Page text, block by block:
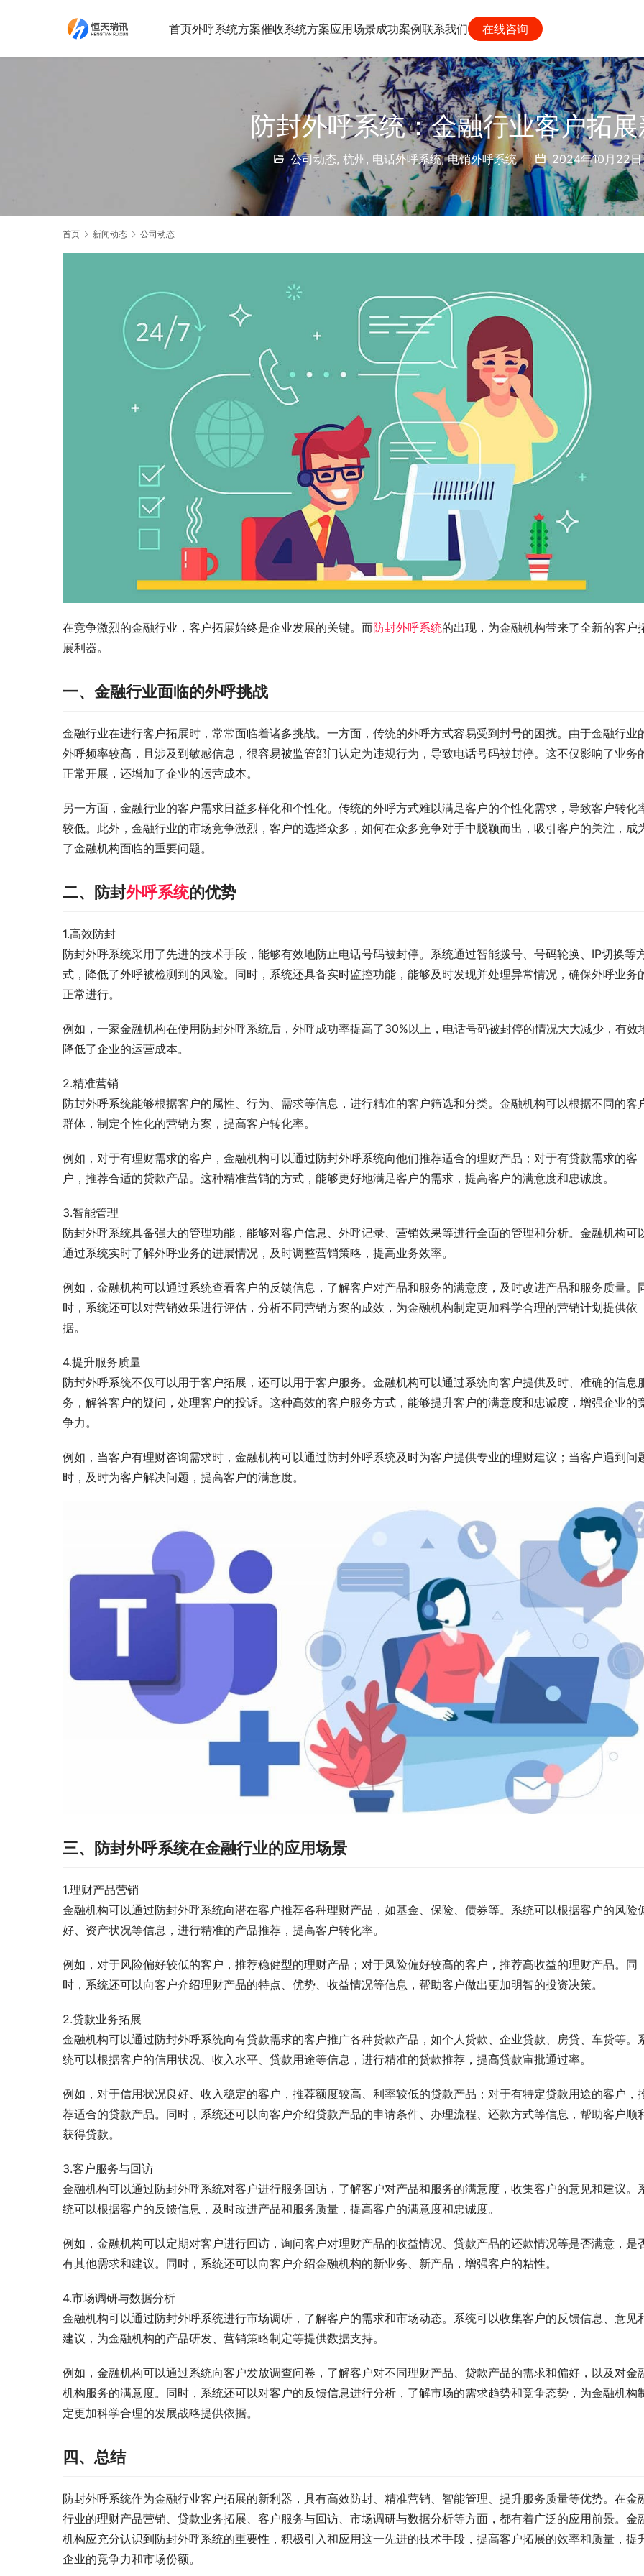
首页外呼系统方案催收系统方案应用场景成功案例联系我们 在线咨询
防封外呼系统：金融行业客户拓
公司动态, 杭州 , 电话外呼系统,电销外呼系统 2024年10月22
首页 新闻动态 公司动态
在竞争激烈的金融行业，客户拓展始终是企业发展的关键。而防封外呼系统的出现，为金融机构带来了全新的客户
展利器。
一、金融行业面临的外呼挑战
金融行业在进行客户拓展时，常常面临着诸多挑战。一方面，传统的外呼方式容易受到封号的困扰。由于金融行业
外呼频率较高，且涉及到敏感信息，很容易被监管部门认定为违规行为，导致电话号码被封停。这不仅影响了业务
正常开展，还增加了企业的运营成本。
另一方面，金融行业的客户需求日益多样化和个性化。传统的外呼方式难以满足客户的个性化需求，导致客户转化
较低。此外，金融行业的市场竞争激烈，客户的选择众多，如何在众多竞争对手中脱颖而出，吸引客户的关注，成
了金融机构面临的重要问题。
二、防封外呼系统的优势
1.高效防封
防封外呼系统采用了先进的技术手段，能够有效地防止电话号码被封停。系统通过智能拨号、号码轮换、IP切换等
式，降低了外呼被检测到的风险。同时，系统还具备实时监控功能，能够及时发现并处理异常情况，确保外呼业务
正常进行。
例如，一家金融机构在使用防封外呼系统后，外呼成功率提高了30%以上，电话号码被封停的情况大大减少，有效
降低了企业的运营成本。
2.精准营销
防封外呼系统能够根据客户的属性、行为、需求等信息，进行精准的客户筛选和分类。金融机构可以根据不同的客
群体，制定个性化的营销方案，提高客户转化率。
例如，对于有理财需求的客户，金融机构可以通过防封外呼系统向他们推荐适合的理财产品；对于有贷款需求的客
户，推荐合适的贷款产品。这种精准营销的方式，能够更好地满足客户的需求，提高客户的满意度和忠诚度。
3.智能管理
防封外呼系统具备强大的管理功能，能够对客户信息、外呼记录、营销效果等进行全面的管理和分析。金融机构可
通过系统实时了解外呼业务的进展情况，及时调整营销策略，提高业务效率。
例如，金融机构可以通过系统查看客户的反馈信息，了解客户对产品和服务的满意度，及时改进产品和服务质量。
时，系统还可以对营销效果进行评估，分析不同营销方案的成效，为金融机构制定更加科学合理的营销计划提供依
据。
4.提升服务质量
防封外呼系统不仅可以用于客户拓展，还可以用于客户服务。金融机构可以通过系统向客户提供及时、准确的信息
务，解答客户的疑问，处理客户的投诉。这种高效的客户服务方式，能够提升客户的满意度和忠诚度，增强企业的
争力。
例如，当客户有理财咨询需求时，金融机构可以通过防封外呼系统及时为客户提供专业的理财建议；当客户遇到问
时，及时为客户解决问题，提高客户的满意度。
三、防封外呼系统在金融行业的应用场景
1.理财产品营销
金融机构可以通过防封外呼系统向潜在客户推荐各种理财产品，如基金、保险、债券等。系统可以根据客户的风险
好、资产状况等信息，进行精准的产品推荐，提高客户转化率。
例如，对于风险偏好较低的客户，推荐稳健型的理财产品；对于风险偏好较高的客户，推荐高收益的理财产品。同
时，系统还可以向客户介绍理财产品的特点、优势、收益情况等信息，帮助客户做出更加明智的投资决策。
2.贷款业务拓展
金融机构可以通过防封外呼系统向有贷款需求的客户推广各种贷款产品，如个人贷款、企业贷款、房贷、车贷等。
统可以根据客户的信用状况、收入水平、贷款用途等信息，进行精准的贷款推荐，提高贷款审批通过率。
例如，对于信用状况良好、收入稳定的客户，推荐额度较高、利率较低的贷款产品；对于有特定贷款用途的客户，
荐适合的贷款产品。同时，系统还可以向客户介绍贷款产品的申请条件、办理流程、还款方式等信息，帮助客户顺
获得贷款。
3.客户服务与回访
金融机构可以通过防封外呼系统对客户进行服务回访，了解客户对产品和服务的满意度，收集客户的意见和建议。
统可以根据客户的反馈信息，及时改进产品和服务质量，提高客户的满意度和忠诚度。
例如，金融机构可以定期对客户进行回访，询问客户对理财产品的收益情况、贷款产品的还款情况等是否满意，是
有其他需求和建议。同时，系统还可以向客户介绍金融机构的新业务、新产品，增强客户的粘性。
4.市场调研与数据分析
金融机构可以通过防封外呼系统进行市场调研，了解客户的需求和市场动态。系统可以收集客户的反馈信息、意见
建议，为金融机构的产品研发、营销策略制定等提供数据支持。
例如，金融机构可以通过系统向客户发放调查问卷，了解客户对不同理财产品、贷款产品的需求和偏好，以及对金
机构服务的满意度。同时，系统还可以对客户的反馈信息进行分析，了解市场的需求趋势和竞争态势，为金融机构
定更加科学合理的发展战略提供依据。
四、总结
防封外呼系统作为金融行业客户拓展的新利器，具有高效防封、精准营销、智能管理、提升服务质量等优势。在金
行业的理财产品营销、贷款业务拓展、客户服务与回访、市场调研与数据分析等方面，都有着广泛的应用前景。金
机构应充分认识到防封外呼系统的重要性，积极引入和应用这一先进的技术手段，提高客户拓展的效率和质量，提
企业的竞争力和市场份额。